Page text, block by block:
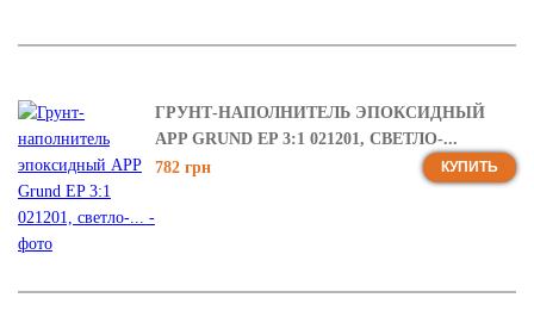
ГРУНТ-НАПОЛНИТЕЛЬ ЭПОКСИДНЫЙ
APP GRUND EP 3:1 021201, СВЕТЛО-...
782 грн
КУПИТЬ